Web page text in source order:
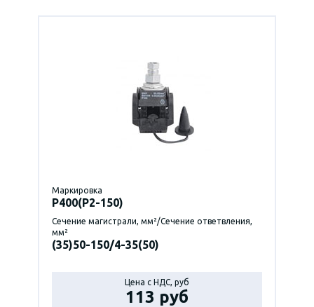
Маркировка
P400(Р2-150)
Сечение магистрали, мм²/Сечение ответвления,
мм²
(35)50-150/4-35(50)
Цена с НДС, руб
113 руб